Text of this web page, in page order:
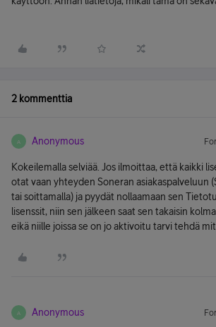
2 kommenttia
A Anonymous
Kokeilemalla selviää. Jos ilmoittaa, että kaikki
otat vaan yhteyden Soneran asiakaspalveluun
tai soittamalla) ja pyydät nollaamaan sen
lisenssit, niin sen jälkeen saat sen takaisin
eikä niille joissa se on jo aktivoitu tarvi tehdä
A Anonymous